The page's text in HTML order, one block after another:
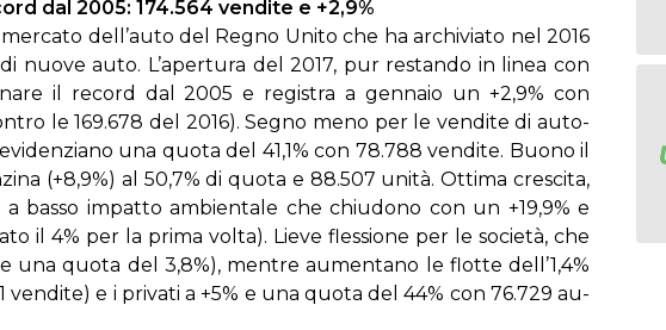
dal 2005: 174.564 ven­di­te e +2,9%
mer­ca­to del­l’au­to del Re­gno Uni­to che ha ar­chi­via­to nel 2016
nuo­ve au­to. L’a­per­tu­ra del 2017, pur re­stan­do in li­nea con
il re­cord dal 2005 e re­gi­stra a gen­na­io un +2,9% con
le 169.678 del 2016). Se­gno me­no per le ven­di­te di au­to­
una quo­ta del 41,1% con 78.788 ven­di­te. Buo­no il
(+8,9%) al 50,7% di quo­ta e 88.507 uni­tà. Ot­ti­ma cre­sci­ta,
bas­so im­pat­to am­bien­ta­le che chiu­do­no con un +19,9% e
il 4% per la pri­ma vol­ta). Lie­ve fles­sio­ne per le so­cie­tà, che
e una quo­ta del 3,8%), men­tre au­men­ta­no le flot­te del­l’1,4%
ven­di­te) e i pri­va­ti a +5% e una quo­ta del 44% con 76.729 au­